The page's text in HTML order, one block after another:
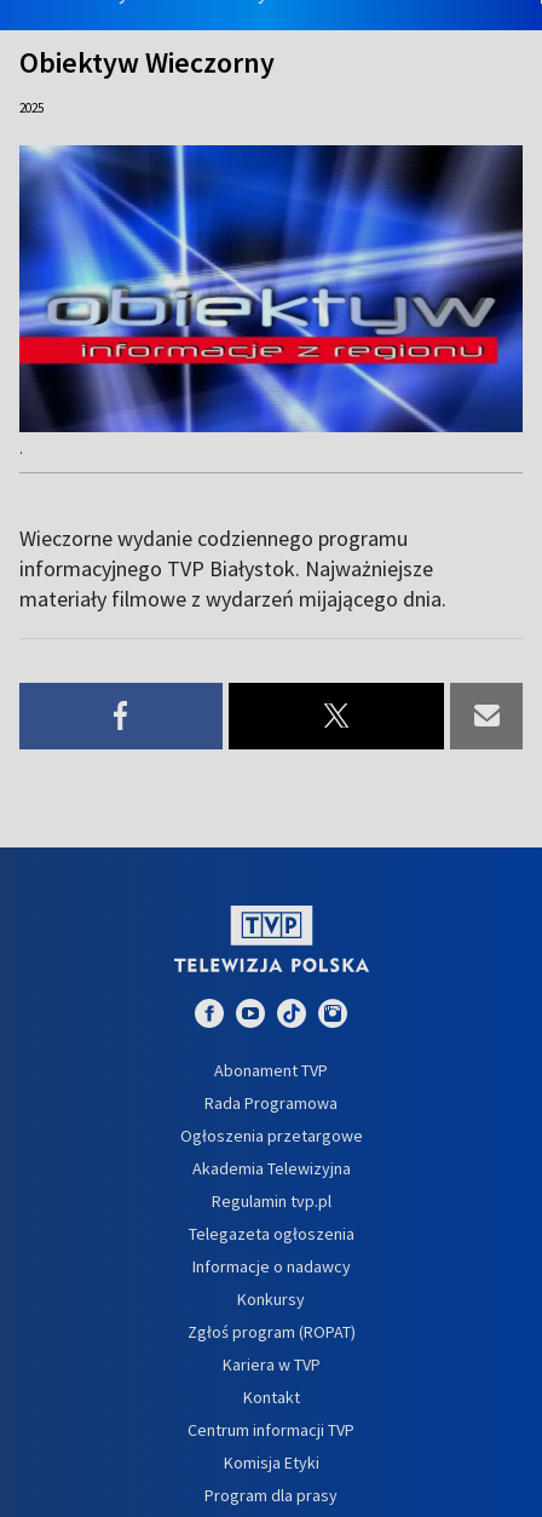
Obiektyw Wieczorny
2025
.
Wieczorne wydanie codziennego programu
informacyjnego TVP Białystok. Najważniejsze
materiały filmowe z wydarzeń mijającego dnia.
Abonament TVP
Rada Programowa
Ogłoszenia przetargowe
Akademia Telewizyjna
Regulamin tvp.pl
Telegazeta ogłoszenia
Informacje o nadawcy
Konkursy
Zgłoś program (ROPAT)
Kariera w TVP
Kontakt
Centrum informacji TVP
Komisja Etyki
Program dla prasy